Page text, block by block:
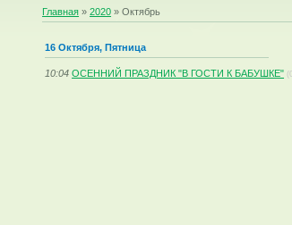
Главная »2020 » Октябрь
16 Октября, Пятница
10:04 ОСЕННИЙ ПРАЗДНИК "В ГОСТИ К БАБУШКЕ"